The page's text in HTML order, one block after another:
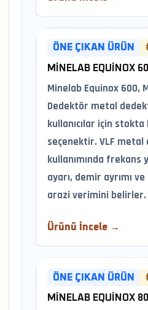
ÖNE ÇIKAN ÜRÜN
MINELAB EQUINOX
Minelab Equinox 600,
Dedektör metal
kullanıcılar için stokta
seçenektir. VLF
kullanımında frekans
ayarı, demir ayrımı
arazi verimini belirler.
Ürünü İncele →
ÖNE ÇIKAN ÜRÜN
MINELAB EQUINOX